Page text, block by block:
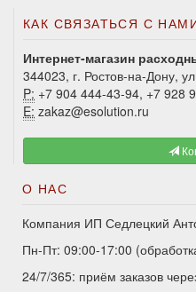
КАК СВЯЗАТЬСЯ С
Интернет-магазин
344023, г. Ростов-на-Дону,
P: +7 904 444-43-94, +7 928
E: zakaz@esolution.ru
О НАС
Компания ИП Седлецкий
Пн-Пт: 09:00-17:00
24/7/365: приём заказов